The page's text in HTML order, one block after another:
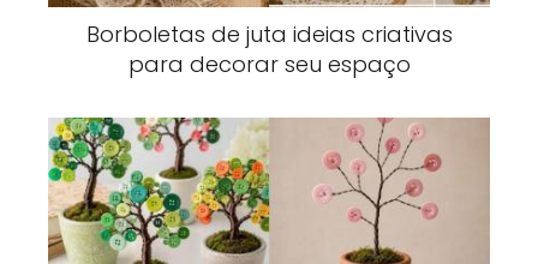
Borboletas de juta ideias criativas
para decorar seu espaço